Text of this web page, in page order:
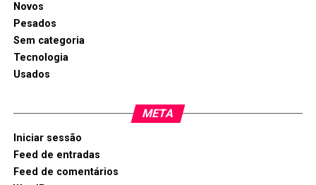
Novos
Pesados
Sem categoria
Tecnologia
Usados
META
Iniciar sessão
Feed de entradas
Feed de comentários